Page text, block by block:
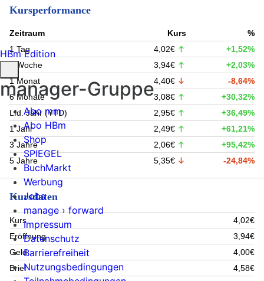
Kursperformance
Zeitraum Kurs
%
1 Tag
4,02€
+1,52%
1 Woche
3,94€
+2,03%
1 Monat
4,40€
-8,64%
6 Monate
3,08€
+30,32%
Lfd. Jahr (YTD)
2,95€
+36,49%
1 Jahr
2,49€
+61,21%
3 Jahre
2,06€
+95,42%
5 Jahre
5,35€ -24,84%
Kursdaten
Kurs
4,02€
Eröffnung
3,94€
Geld
4,00€
Brief
4,58€
HBm Edition
manager-Gruppe
Abo mm
Abo HBm
Shop
SPIEGEL
BuchMarkt
Werbung
Jobs
manage › forward
Impressum
Datenschutz
Barrierefreiheit
Nutzungsbedingungen